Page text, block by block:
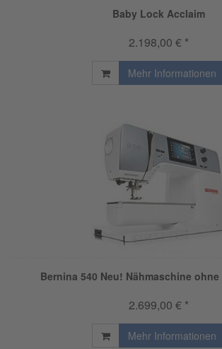
Baby Lock Acclaim
2.198,00 € *
Mehr Informationen
Bernina 540 Neu! Nähmaschine
2.699,00 € *
Mehr Informationen